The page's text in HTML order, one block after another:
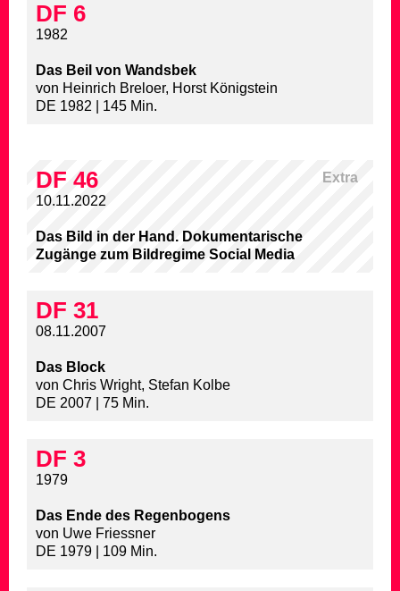
DF 6
1982
Das Beil von Wandsbek
von Heinrich Breloer, Horst Königstein
DE 1982 | 145 Min.
Extra
DF 46
10.11.2022
Das Bild in der Hand. Dokumentarische
Zugänge zum Bildregime Social Media
DF 31
08.11.2007
Das Block
von Chris Wright, Stefan Kolbe
DE 2007 | 75 Min.
DF 3
1979
Das Ende des Regenbogens
von Uwe Friessner
DE 1979 | 109 Min.